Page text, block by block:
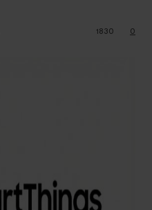
0
1830